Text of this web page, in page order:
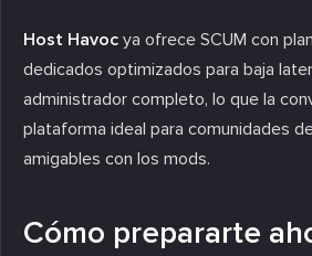
Host Havoc ya ofrece SCUM con
dedicados optimizados para baja
administrador completo, lo que la
plataforma ideal para comunidades
amigables con los mods.
Cómo prepararte